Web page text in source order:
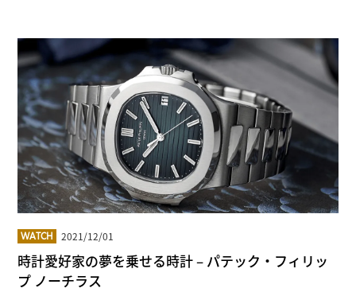
WATCH 2021/12/01
時計愛好家の夢を乗せる時計 – パテック・フィリッ
プ ノーチラス